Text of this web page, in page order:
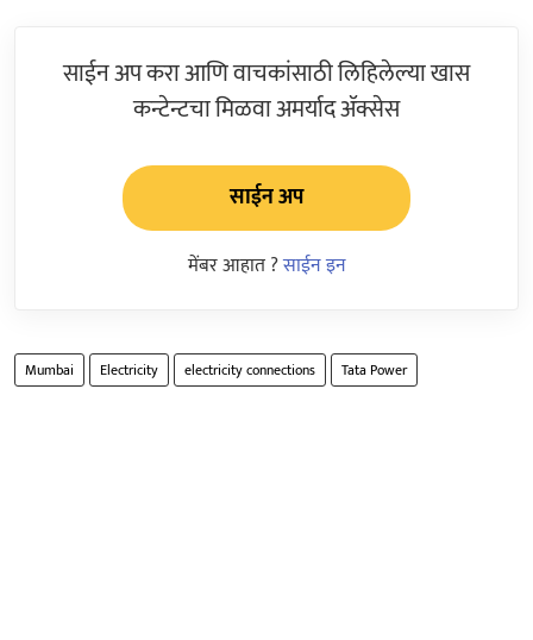
साईन अप करा आणि वाचकांसाठी लिहिलेल्या खास
कन्टेन्टचा मिळवा अमर्याद ॲक्सेस
साईन अप
मेंबर आहात ?साईन इन
Mumbai Electricity electricity connections Tata Power